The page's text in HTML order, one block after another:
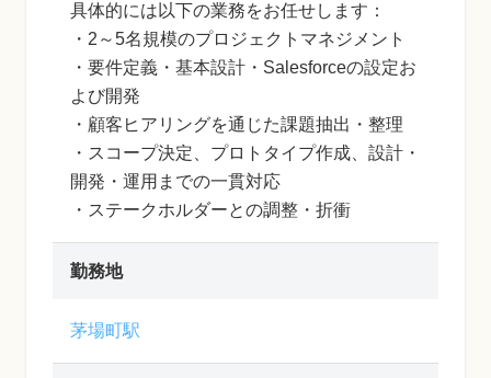
具体的には以下の業務をお任せします：
・2～5名規模のプロジェクトマネジメント
・要件定義・基本設計・Salesforceの設定お
よび開発
・顧客ヒアリングを通じた課題抽出・整理
・スコープ決定、プロトタイプ作成、設計・
開発・運用までの一貫対応
・ステークホルダーとの調整・折衝
勤務地
茅場町駅